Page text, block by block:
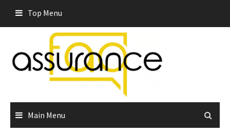
content
Top Menu
Main Menu